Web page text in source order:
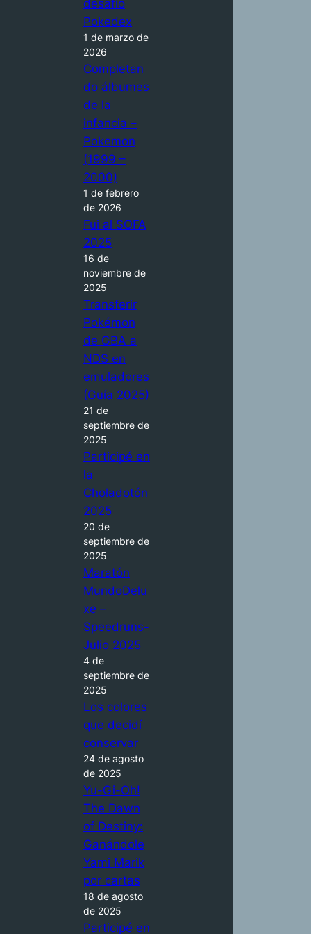
desafío
Pokedex
1 de marzo de
2026
Completan
do álbumes
de la
infancia –
Pokemon
(1999 –
2000)
1 de febrero
de 2026
Fui al SOFA
2025
16 de
noviembre de
2025
Transferir
Pokémon
de GBA a
NDS en
emuladores
(Guía 2025)
21 de
septiembre de
2025
Participé en
la
Choladotón
2025
20 de
septiembre de
2025
Maratón
MundoDelu
xe –
Speedruns-
Julio 2025
4 de
septiembre de
2025
Los colores
que decidí
conservar
24 de agosto
de 2025
Yu-Gi-Oh!
The Dawn
of Destiny:
Ganándole
Yami Marik
por cartas
18 de agosto
de 2025
Participé en